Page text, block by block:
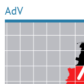
AdV